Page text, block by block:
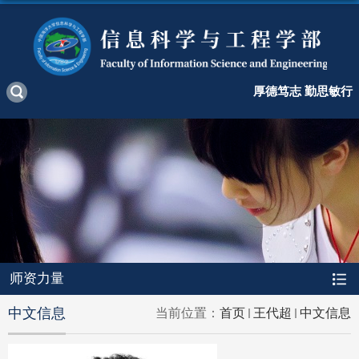
厚德笃志 勤思敏行
师资力量
当前位置： 首页 王代超 中文信息
中文信息